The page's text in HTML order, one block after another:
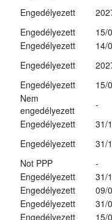
Engedélyezett
Engedélyezett
15/
Engedélyezett
14/
Engedélyezett
Engedélyezett
15/
Nem
engedélyezett
-
Engedélyezett
31/
Engedélyezett
31/
Not PPP
-
Engedélyezett
31/
Engedélyezett
09/
Engedélyezett
31/
Engedélyezett
15/